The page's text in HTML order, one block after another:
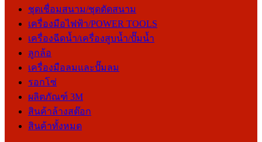
ชุดเชื่อมสนาม/ชุดตัดสนาม
เครื่องมือไฟฟ้า/POWER TOOLS
เครื่องฉีดน้ำ/เครื่องสูบน้ำ/ปั๊มน้ำ
ลูกล้อ
เครื่องมือลมและปั๊มลม
รอกโซ่
ผลิตภัณฑ์ 3M
สินค้าล้างสต๊อก
สินค้าทั้งหมด